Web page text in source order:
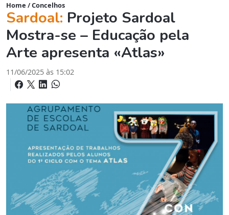
Home /Concelhos
Sardoal: Projeto Sardoal
Mostra-se – Educação pela
Arte apresenta «Atlas»
11/06/2025 às 15:02